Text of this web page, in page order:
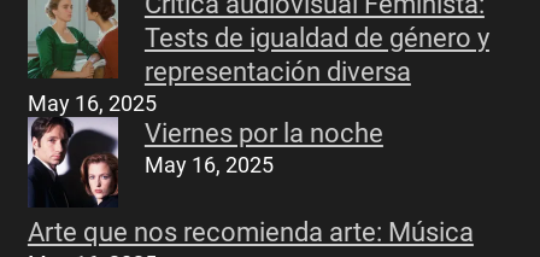
Tests de igualdad de género y
representación diversa
May 16, 2025
Viernes por la noche
May 16, 2025
Arte que nos recomienda arte: Música